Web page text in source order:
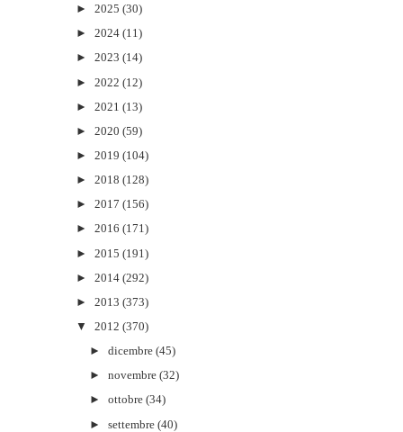
► 2025 (30)
► 2024 (11)
► 2023 (14)
► 2022 (12)
► 2021 (13)
► 2020 (59)
► 2019 (104)
► 2018 (128)
► 2017 (156)
► 2016 (171)
► 2015 (191)
► 2014 (292)
► 2013 (373)
▼
2012 (370)
►dicembre (45)
►novembre (32)
►ottobre (34)
►settembre (40)